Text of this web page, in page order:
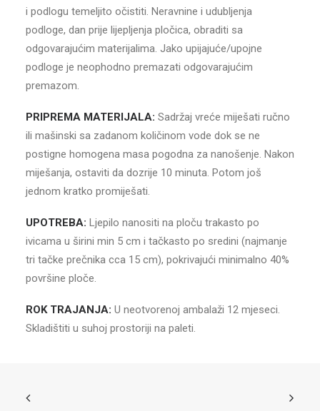
i podlogu temeljito očistiti. Neravnine i udubljenja
podloge, dan prije lijepljenja pločica, obraditi sa
odgovarajućim materijalima. Jako upijajuće/upojne
podloge je neophodno premazati odgovarajućim
premazom.
PRIPREMA MATERIJALA: Sadržaj vreće miješati ručno
ili mašinski sa zadanom količinom vode dok se ne
postigne homogena masa pogodna za nanošenje. Nakon
miješanja, ostaviti da dozrije 10 minuta. Potom još
jednom kratko promiješati.
UPOTREBA: Ljepilo nanositi na ploču trakasto po
ivicama u širini min 5 cm i tačkasto po sredini (najmanje
tri tačke prečnika cca 15 cm), pokrivajući minimalno 40%
površine ploče.
ROK TRAJANJA: U neotvorenoj ambalaži 12 mjeseci.
Skladištiti u suhoj prostoriji na paleti.